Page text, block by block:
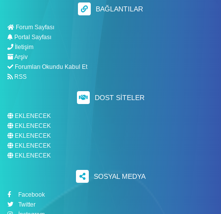
BAĞLANTILAR
Forum Sayfası
Portal Sayfası
İletişim
Arşiv
Forumları Okundu Kabul Et
RSS
DOST SITELER
EKLENECEK
EKLENECEK
EKLENECEK
EKLENECEK
EKLENECEK
SOSYAL MEDYA
Facebook
Twitter